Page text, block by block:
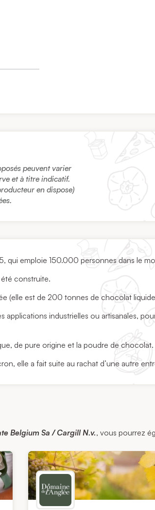
peuvent varier
et à titre indicatif.
en dispose)
qui emploie 150.000 personnes dans le
construite.
(elle est de 200 tonnes de chocolat
applications industrielles ou artisanales,
de pure origine et la poudre de chocolat.
elle a fait suite au rachat d’une autre
Belgium Sa / Cargill N.v., vous pourrez